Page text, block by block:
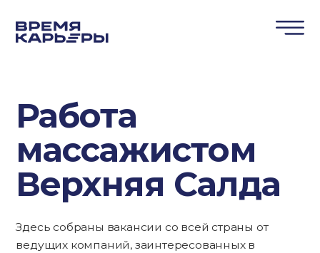
Работа
массажистом
Верхняя Салда
Здесь собраны вакансии со всей страны от
ведущих компаний, заинтересованных в